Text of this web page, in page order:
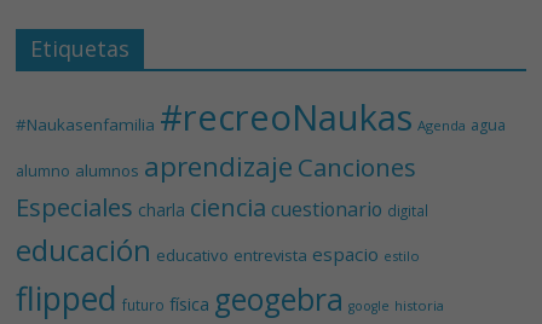
Etiquetas
#Naukasenfamilia #recreoNaukas Agenda agua
alumno alumnos aprendizaje Canciones
Especiales charla ciencia cuestionario digital
educación educativo entrevista espacio estilo
flipped futuro física geogebra google historia